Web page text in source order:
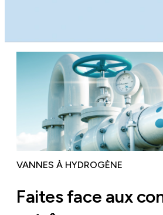
VANNES À HYDROGÈNE
Faites face aux